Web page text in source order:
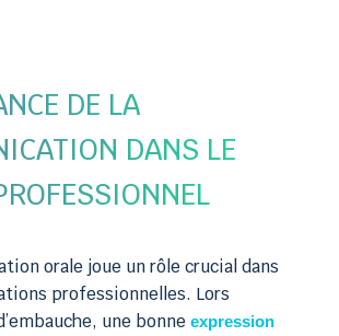
DE LA
DANS LE
orale joue un rôle crucial dans
professionnelles. Lors
une bonneexpression